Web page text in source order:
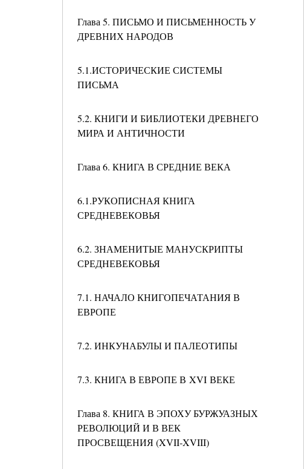
Глава 5. ПИСЬМО И ПИСЬМЕННОСТЬ У
ДРЕВНИХ НАРОДОВ
5.1.ИСТОРИЧЕСКИЕ СИСТЕМЫ
ПИСЬМА
5.2. КНИГИ И БИБЛИОТЕКИ ДРЕВНЕГО
МИРА И АНТИЧНОСТИ
Глава 6. КНИГА В СРЕДНИЕ ВЕКА
6.1.РУКОПИСНАЯ КНИГА
СРЕДНЕВЕКОВЬЯ
6.2. ЗНАМЕНИТЫЕ МАНУСКРИПТЫ
СРЕДНЕВЕКОВЬЯ
7.1. НАЧАЛО КНИГОПЕЧАТАНИЯ В
ЕВРОПЕ
7.2. ИНКУНАБУЛЫ И ПАЛЕОТИПЫ
7.3. КНИГА В ЕВРОПЕ В XVI ВЕКЕ
Глава 8. КНИГА В ЭПОХУ БУРЖУАЗНЫХ
РЕВОЛЮЦИЙ И В ВЕК
ПРОСВЕЩЕНИЯ (XVII‑XVIII)